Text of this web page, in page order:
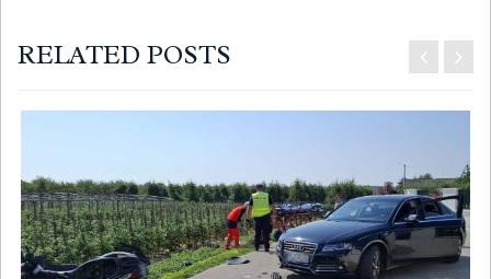
RELATED POSTS